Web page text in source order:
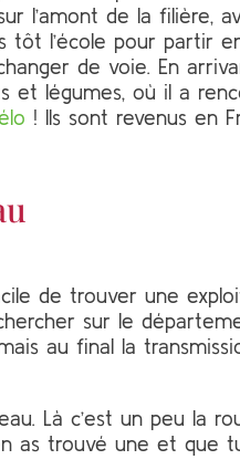
l’amont de la filière,
l’école pour partir
de voie. En
et légumes, où il a
! Ils sont revenus en
de trouver une
sur le
au final la
Là c’est un peu la
as trouvé une et que